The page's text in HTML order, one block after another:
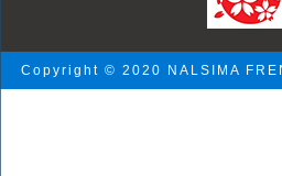
Copyright © 2020 NALSIMA